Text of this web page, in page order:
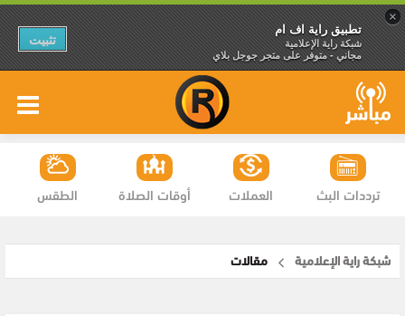
×
تطبيق راية اف ام
شبكة راية الإعلامية
مجاني - متوفر على متجر جوجل بلاي
تثبيت
الطقس أوقات الصلاة العملات ترددات البث
شبكة راية الإعلامية مقالات